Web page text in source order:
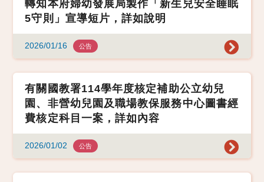
轉知本府婦幼發展局製作「新生兒安全睡眠
5守則」宣導短片，詳如說明
2026/01/16 公告
有關國教署114學年度核定補助公立幼兒
園、非營幼兒園及職場教保服務中心圖書經
費核定科目一案，詳如內容
2026/01/02 公告